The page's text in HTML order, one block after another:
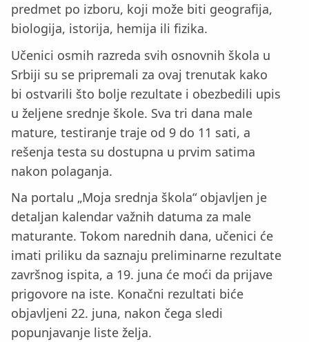
predmet po izboru, koji može biti geografija,
biologija, istorija, hemija ili fizika.
Učenici osmih razreda svih osnovnih škola u
Srbiji su se pripremali za ovaj trenutak kako
bi ostvarili što bolje rezultate i obezbedili upis
u željene srednje škole. Sva tri dana male
mature, testiranje traje od 9 do 11 sati, a
rešenja testa su dostupna u prvim satima
nakon polaganja.
Na portalu „Moja srednja škola“ objavljen je
detaljan kalendar važnih datuma za male
maturante. Tokom narednih dana, učenici će
imati priliku da saznaju preliminarne rezultate
završnog ispita, a 19. juna će moći da prijave
prigovore na iste. Konačni rezultati biće
objavljeni 22. juna, nakon čega sledi
popunjavanje liste želja.